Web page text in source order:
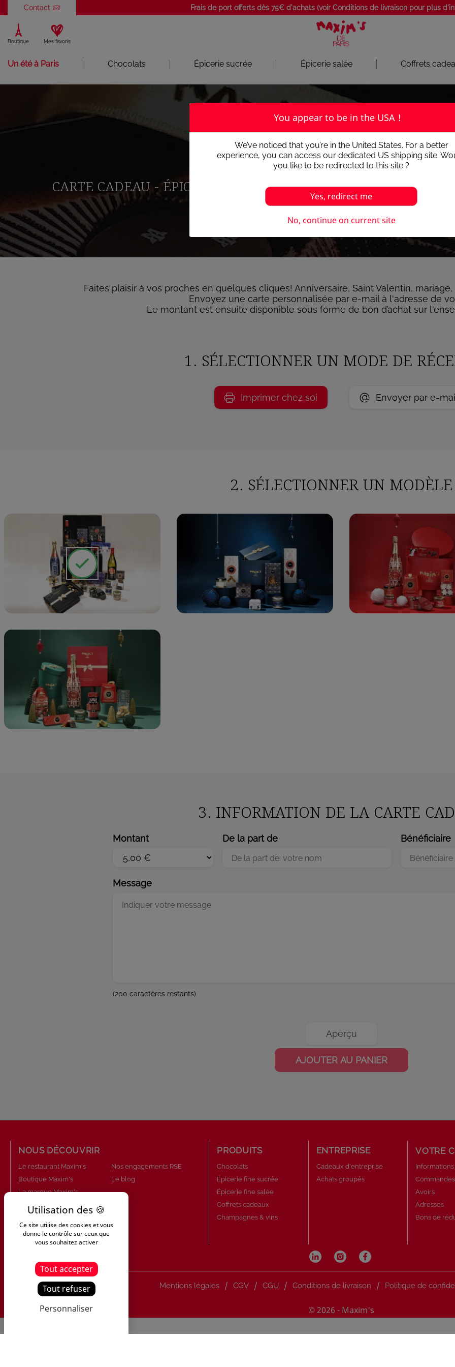
Panneau de gestion des cookies
Ce site utilise des cookies et vous
donne le contrôle sur ceux que
vous souhaitez activer
Tout accepter
Tout refuser
Personnaliser
Contact Frais de port offerts dès 75€ d'achats (voir Conditions de livraison pour plus
Boutique Mes favoris
Un été à Paris Chocolats Épicerie sucrée Épicerie salée Coffrets
CARTES CADEAUX
CARTE CADEAU - ÉPICERIE FINE, PANIERS GARNIS ET
Faites plaisir à vos proches en quelques cliques! Anniversaire, Saint Valentin,
Envoyez une carte personnalisée par e-mail à l'adresse de
Le montant est ensuite disponible sous forme de bon d’achat sur
1. SÉLECTIONNER UN MODE DE
Imprimer chez soi Envoyer par e-
2. SÉLECTIONNER UN MODÈLE
3. INFORMATION DE LA CARTE
Montant De la part de Bénéficiaire
Message
(200 caractères restants)
Aperçu
AJOUTER AU PANIER
PRODUITS
Chocolats
Épicerie fine sucrée
Épicerie fine salée
Coffrets cadeaux
Champagnes & vins
NOUS DÉCOUVRIR
Le restaurant Maxim's
Boutique Maxim's
La marque Maxim's
Qui sommes-nous ?
Nos engagements
Nos engagements RSE
Le blog
ENTREPRISE
Cadeaux d'entreprise
Achats groupés
VOTRE
Commandes
Avoirs
Adresses
Bons de
Mentions légales / CGV / CGU / Conditions de livraison / Politique de
© 2026 - Maxim's
You appear to be in the USA !
We’ve noticed that you’re in the United States. For a better
experience, you can access our dedicated US shipping site.
you like to be redirected to this site ?
Yes, redirect me
No, continue on current site